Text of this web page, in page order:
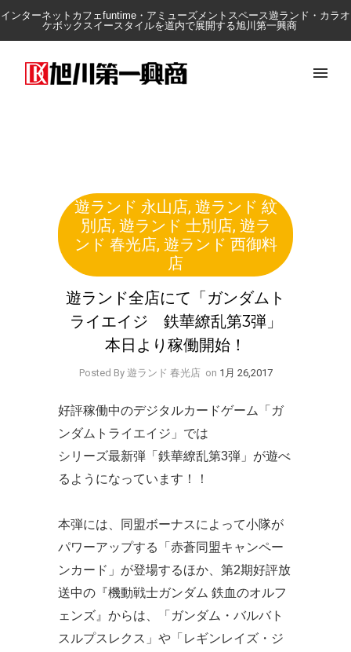
インターネットカフェfuntime・アミューズメントスペース遊ランド・カラオ
ケボックスイースタイルを道内で展開する旭川第一興商
遊ランド 永山店, 遊ランド 紋
別店, 遊ランド 士別店, 遊ラ
ンド 春光店, 遊ランド 西御料
店
遊ランド全店にて「ガンダムト
ライエイジ 鉄華繚乱第3弾」
本日より稼働開始！
Posted By 遊ランド 春光店 on 1月 26,2017
好評稼働中のデジタルカードゲーム「ガ
ンダムトライエイジ」では
シリーズ最新弾「鉄華繚乱第3弾」が遊べ
るようになっています！！
本弾には、同盟ボーナスによって小隊が
パワーアップする「赤蒼同盟キャンペー
ンカード」が登場するほか、第2期好評放
送中の『機動戦士ガンダム 鉄血のオルフ
ェンズ』からは、「ガンダム・バルバト
スルプスレクス」や「レギンレイズ・ジ